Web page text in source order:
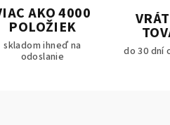
AKO 4000
POLOŽIEK
skladom ihneď na
odoslanie
do 30 dní